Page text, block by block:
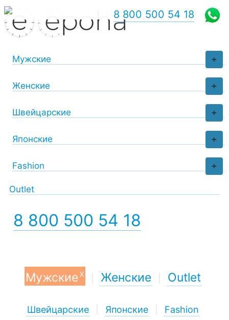
+
Мужские
+
Женские
+
Швейцарские
+
Японские
+
Fashion
Outlet
8 800 500 54 18
8 800 500 54 18
Мужскиеx Женские Outlet
Швейцарские Японские Fashion